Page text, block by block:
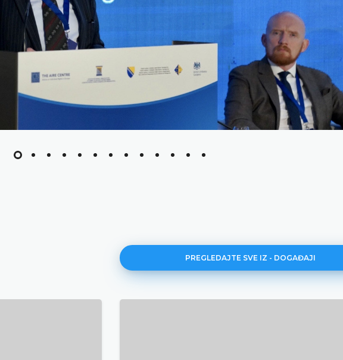
PREGLEDAJTE SVE IZ - DOGAĐAJI